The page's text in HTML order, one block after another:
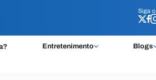
Siga o
Entretenimento Blogs
Siga o